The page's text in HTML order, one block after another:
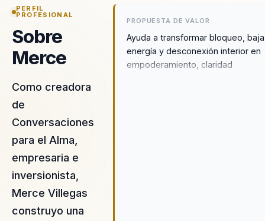
PERFIL
PROFESIONAL
Sobre
Merce
Como creadora
de
Conversaciones
para el Alma,
empresaria e
inversionista,
Merce Villegas
construyo una
PROPUESTA DE VALOR
Ayuda a transformar bloqueo, baja
energía y desconexión interior en
empoderamiento, claridad